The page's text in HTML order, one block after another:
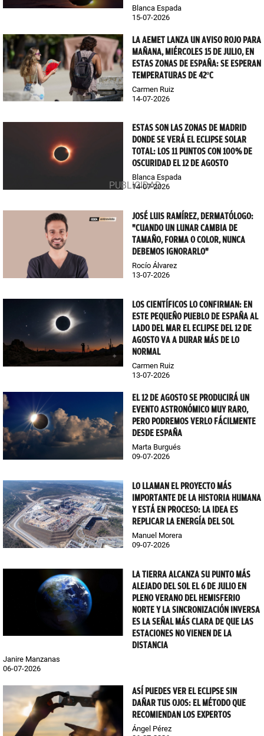
Blanca Espada
15-07-2026
LA AEMET LANZA UN AVISO ROJO PARA
MAÑANA, MIÉRCOLES 15 DE JULIO, EN
ESTAS ZONAS DE ESPAÑA: SE ESPERAN
TEMPERATURAS DE 42ºC
Carmen Ruiz
14-07-2026
ESTAS SON LAS ZONAS DE MADRID
DONDE SE VERÁ EL ECLIPSE SOLAR
TOTAL: LOS 11 PUNTOS CON 100% DE
OSCURIDAD EL 12 DE AGOSTO
Blanca Espada
14-07-2026
JOSÉ LUIS RAMÍREZ, DERMATÓLOGO:
"CUANDO UN LUNAR CAMBIA DE
TAMAÑO, FORMA O COLOR, NUNCA
DEBEMOS IGNORARLO"
Rocío Álvarez
13-07-2026
LOS CIENTÍFICOS LO CONFIRMAN: EN
ESTE PEQUEÑO PUEBLO DE ESPAÑA AL
LADO DEL MAR EL ECLIPSE DEL 12 DE
AGOSTO VA A DURAR MÁS DE LO
NORMAL
Carmen Ruiz
13-07-2026
EL 12 DE AGOSTO SE PRODUCIRÁ UN
EVENTO ASTRONÓMICO MUY RARO,
PERO PODREMOS VERLO FÁCILMENTE
DESDE ESPAÑA
Marta Burgués
09-07-2026
LO LLAMAN EL PROYECTO MÁS
IMPORTANTE DE LA HISTORIA HUMANA
Y ESTÁ EN PROCESO: LA IDEA ES
REPLICAR LA ENERGÍA DEL SOL
Manuel Morera
09-07-2026
LA TIERRA ALCANZA SU PUNTO MÁS
ALEJADO DEL SOL EL 6 DE JULIO EN
PLENO VERANO DEL HEMISFERIO
NORTE Y LA SINCRONIZACIÓN INVERSA
ES LA SEÑAL MÁS CLARA DE QUE LAS
ESTACIONES NO VIENEN DE LA
DISTANCIA
Janire Manzanas
06-07-2026
ASÍ PUEDES VER EL ECLIPSE SIN
DAÑAR TUS OJOS: EL MÉTODO QUE
RECOMIENDAN LOS EXPERTOS
Ángel Pérez